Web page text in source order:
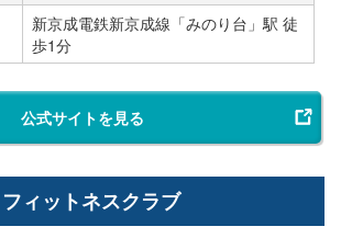
新京成電鉄新京成線「みのり台」駅 徒
歩1分
公式サイトを見る
ィットネスクラブ